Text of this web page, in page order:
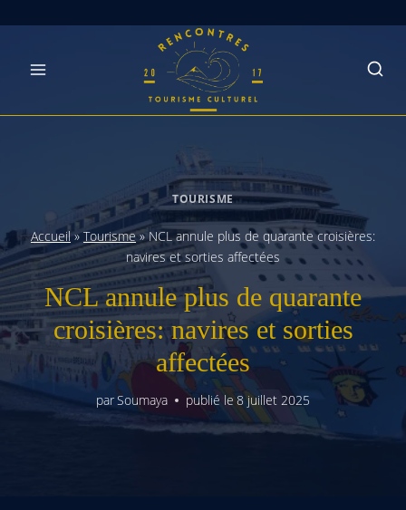
TOURISME
Accueil»Tourisme»NCL annule plus de quarante croisières:
navires et sorties affectées
NCL annule plus de quarante
croisières: navires et sorties
affectées
parSoumaya publié le 8 juillet 2025